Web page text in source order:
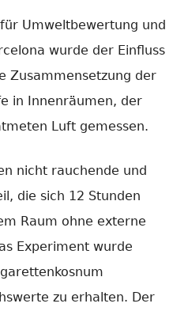
Umweltbewertung und
wurde der Einfluss
Zusammensetzung der
in Innenräumen, der
Luft gemessen.
nicht rauchende und
die sich 12 Stunden
Raum ohne externe
Experiment wurde
zu erhalten. Der